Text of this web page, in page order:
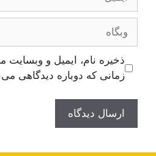
وبگاه
ذخیره نام، ایمیل و وبسایت
زمانی که دوباره دیدگاهی